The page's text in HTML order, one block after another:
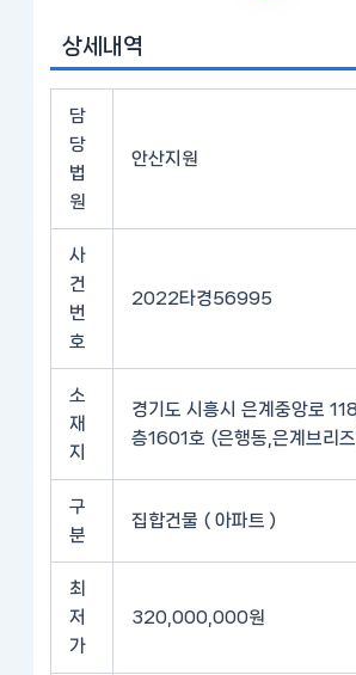
상세내역
담
당
법
원
안산지원
사
건
번
호
2022타경56995
소
재
지
경기도 시흥시 은계중앙로
층1601호 (은행동,은계브리
구
분
집합건물 ( 아파트 )
최
저
가
320,000,000원